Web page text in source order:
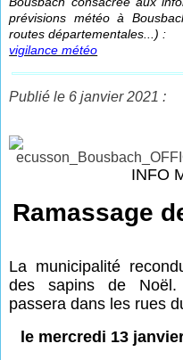
prévisions météo à
routes départementales...) :
vigilance météo
Publié le 6 janvier 2021 :
INFO
Ramassage
La municipalité
des sapins de
passera dans les rues
le mercredi 13